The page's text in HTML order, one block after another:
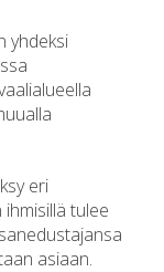
yhdeksi
eri
tulee
asiaan.